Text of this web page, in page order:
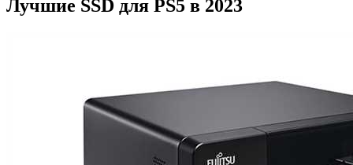
Лучшие SSD для PS5 в 2023